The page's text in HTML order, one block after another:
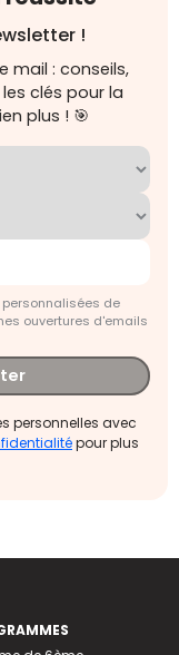
!
mail : conseils,
clés pour la
plus ! 🎯
de
ouvertures d'emails
personnelles avec
pour plus